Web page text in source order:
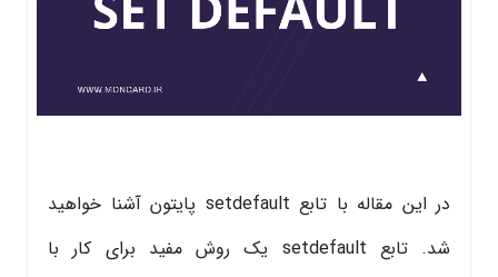
در این مقاله با تابع setdefault پایتون آشنا خواهید
شد. تابع setdefault یک روش مفید برای کار با